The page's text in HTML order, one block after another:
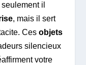
il
, mais il sert
Cesobjets
silencieux
votre